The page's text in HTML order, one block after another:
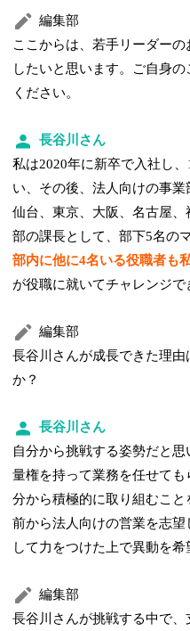
編集部
ここからは、若手リーダー
したいと思います。ご自身
ください。
長谷川さん
私は2020年に新卒で入社し
い、その後、法人向けの事
仙台、東京、大阪、名古屋
部の課長として、部下5名の
部内に他に4名いる役職者も
が役職に就いてチャレンジで
編集部
長谷川さんが成長できた理
か？
長谷川さん
自分から挑戦する姿勢だと
量権を持って業務を任せて
分から積極的に取り組むこ
前から法人向けの営業を志
して力をつけた上で異動を希
編集部
長谷川さんが挑戦する中で